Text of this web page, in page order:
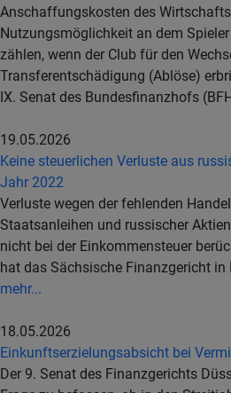
Anschaffungskosten des
Nutzungsmöglichkeit an dem
zählen, wenn der Club für den
Transferentschädigung (Ablöse)
IX. Senat des Bundesfinanzhofs
19.05.2026
Keine steuerlichen Verluste aus
Jahr 2022
Verluste wegen der fehlenden
Staatsanleihen und russischer
nicht bei der Einkommensteuer
hat das Sächsische Finanzgericht in
mehr...
18.05.2026
Einkunftserzielungsabsicht bei
Der 9. Senat des Finanzgerichts